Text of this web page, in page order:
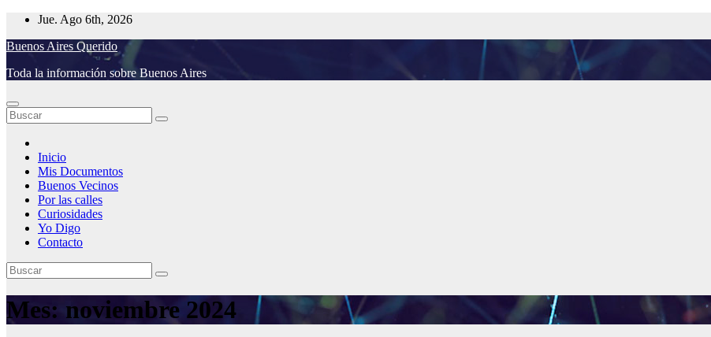
Saltar
contenido
Jue. Ago 6th, 2026
Buenos Aires Querido
Toda la información sobre Buenos Aires
Inicio
Mis Documentos
Buenos Vecinos
Por las calles
Curiosidades
Yo Digo
Contacto
Mes: noviembre 2024